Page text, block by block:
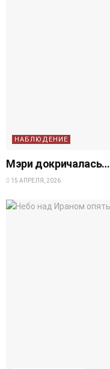
НАБЛЮДЕНИЕ
Мэри докричалась…
15 АПРЕЛЯ, 2026